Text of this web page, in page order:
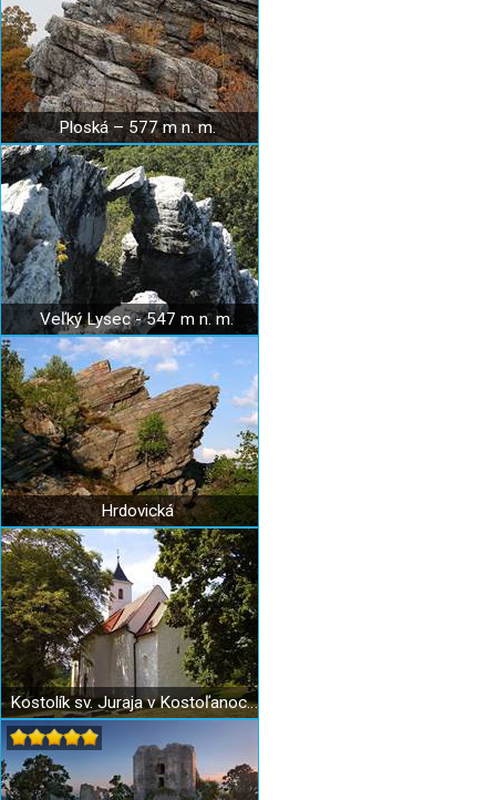
Ploská – 577 m n. m.
Veľký Lysec - 547 m n. m.
Hrdovická
Kostolík sv. Juraja v Kostoľanoch pod Tribečom